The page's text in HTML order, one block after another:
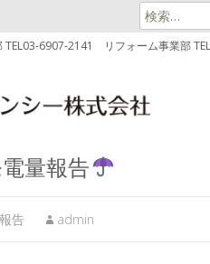
検
索:
TEL03-6907-2141 リフォーム事業部
量報告
告 admin